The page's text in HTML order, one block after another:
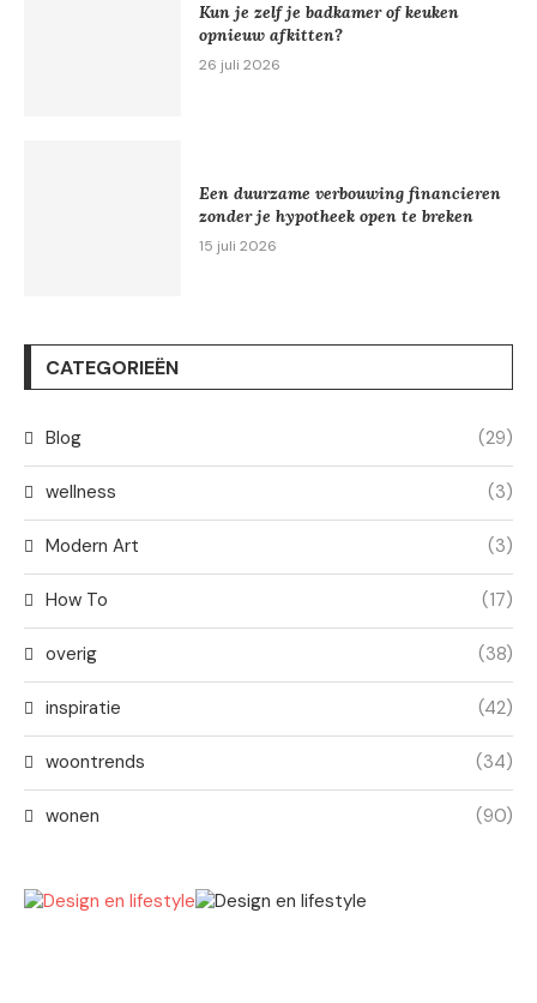
Kun je zelf je badkamer of keuken
opnieuw afkitten?
26 juli 2026
Een duurzame verbouwing financieren
zonder je hypotheek open te breken
15 juli 2026
CATEGORIEËN
Blog (29)
wellness (3)
Modern Art (3)
How To (17)
overig (38)
inspiratie (42)
woontrends (34)
wonen (90)